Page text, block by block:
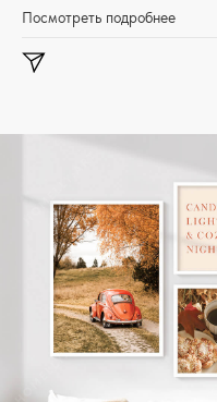
Посмотреть подробнее